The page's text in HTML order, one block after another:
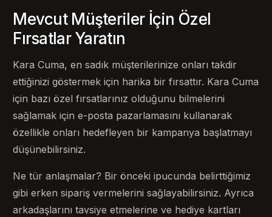
Mevcut Müşteriler İçin Özel
Fırsatlar Yaratın
Kara Cuma, en sadık müşterilerinize onları takdir
ettiğinizi göstermek için harika bir fırsattır. Kara Cuma
için bazı özel fırsatlarınız olduğunu bilmelerini
sağlamak için e-posta pazarlamasını kullanarak
özellikle onları hedefleyen bir kampanya başlatmayı
düşünebilirsiniz.
Ne tür anlaşmalar? Bir önceki ipucunda belirttiğimiz
gibi erken sipariş vermelerini sağlayabilirsiniz. Ayrıca
arkadaşlarını tavsiye etmelerine ve hediye kartları